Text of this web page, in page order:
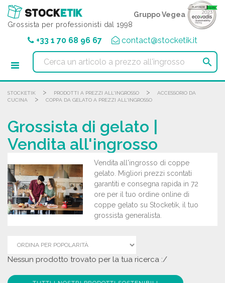
Grossista per professionisti dal 1998
Gruppo Vegea
+33 1 70 68 96 67 contact@stocketik.it

STOCKETIK > PRODOTTI A PREZZI ALL'INGROSSO >
ACCESSORIO DA
CUCINA
> COPPA DA GELATO A PREZZI ALL'INGROSSO
Grossista di gelato |
Vendita all'ingrosso
Vendita all'ingrosso di coppe
gelato. Migliori prezzi scontati
garantiti e consegna rapida in 72
ore per il tuo ordine online di
coppe gelato su Stocketik, il tuo
grossista generalista.
Nessun prodotto trovato per la tua ricerca :/
Pannello di gestione dei cookies